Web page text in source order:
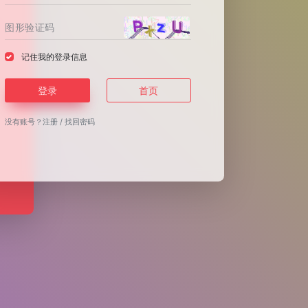
记住我的登录信息
登录 首页
没有账号？注册 /找回密码